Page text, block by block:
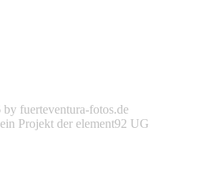
fuerteventura-fotos.de
Projekt der element92 UG